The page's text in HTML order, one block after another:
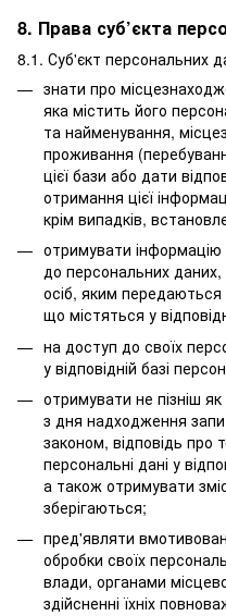
8. Права суб’єкта
8.1. Суб'єкт персональних
знати про
яка містить його
та найменування,
проживання
цієї бази або дати
отримання цієї
крім випадків,
отримувати
до персональних
осіб, яким передаються
що містяться у
на доступ до своїх
у відповідній базі
отримувати не пізніш
з дня надходження
законом, відповідь про
персональні дані у
а також отримувати
зберігаються;
пред'являти
обробки своїх
влади, органами
здійсненні їхніх